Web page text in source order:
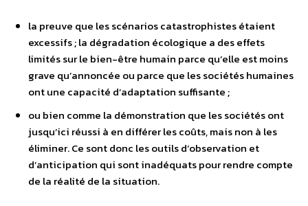
la preuve que les scénarios catastrophistes étaient
excessifs ; la dégradation écologique a des effets
limités sur le bien-être humain parce qu’elle est moins
grave qu’annoncée ou parce que les sociétés humaines
ont une capacité d’adaptation suffisante ;
ou bien comme la démonstration que les sociétés ont
jusqu’ici réussi à en différer les coûts, mais non à les
éliminer. Ce sont donc les outils d’observation et
d’anticipation qui sont inadéquats pour rendre compte
de la réalité de la situation.